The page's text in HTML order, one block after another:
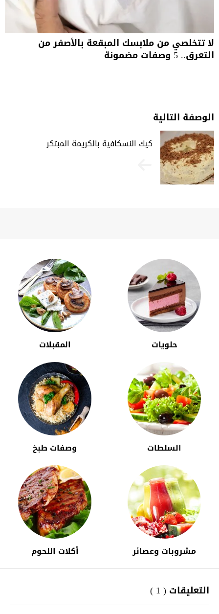
لا تتخلصي من ملابسك المبقعة بالأصفر من
التعرق.. 5 وصفات مضمونة
الوصفة التالية
كيك النسكافية بالكريمة المبتكر
حلويات المقبلات
السلطات وصفات طبخ
مشروبات وعصائر أكلات اللحوم
التعليقات ( 1 )